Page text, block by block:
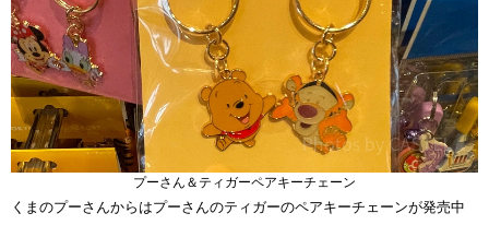
プーさん＆ティガーペアキーチェーン
くまのプーさんからはプーさんのティガーのペアキーチェーンが発売中